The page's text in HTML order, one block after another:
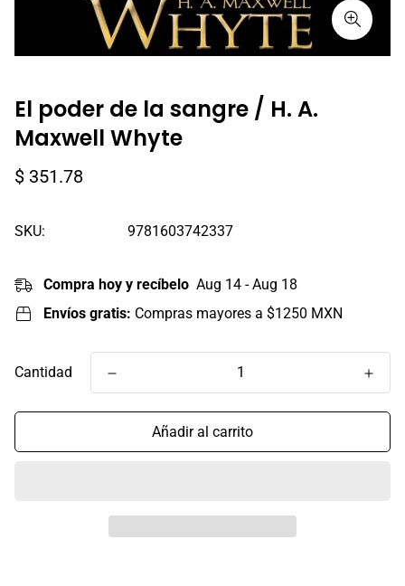
El poder de la sangre / H. A.
Maxwell Whyte
Precio
$ 351.78
SKU: 9781603742337
Compra hoy y recíbelo Aug 14 - Aug 18
Envíos gratis: Compras mayores a $1250 MXN
Cantidad
Añadir al carrito